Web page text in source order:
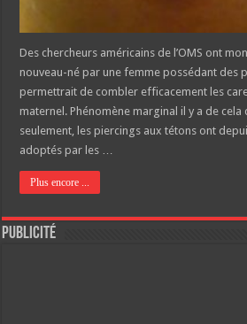
Des chercheurs américains de l’OMS ont
nouveau-né par une femme possédant des
permettrait de combler efficacement les
maternel. Phénomène marginal il y a de cela
seulement, les piercings aux tétons ont
adoptés par les …
Plus encore ...
Publicité